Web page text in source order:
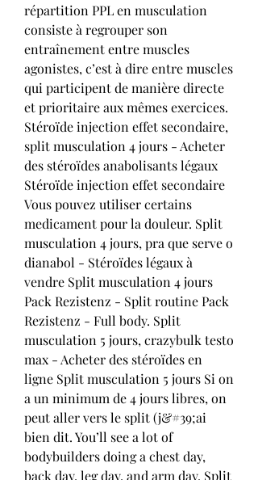
répartition PPL en musculation
consiste à regrouper son
entraînement entre muscles
agonistes, c’est à dire entre muscles
qui participent de manière directe
et prioritaire aux mêmes exercices.
Stéroïde injection effet secondaire,
split musculation 4 jours - Acheter
des stéroïdes anabolisants légaux
Stéroïde injection effet secondaire
Vous pouvez utiliser certains
medicament pour la douleur. Split
musculation 4 jours, pra que serve o
dianabol - Stéroïdes légaux à
vendre Split musculation 4 jours
Pack Rezistenz - Split routine Pack
Rezistenz - Full body. Split
musculation 5 jours, crazybulk testo
max - Acheter des stéroïdes en
ligne Split musculation 5 jours Si on
a un minimum de 4 jours libres, on
peut aller vers le split (j&#39;ai
bien dit. You’ll see a lot of
bodybuilders doing a chest day,
back day, leg day, and arm day. Split